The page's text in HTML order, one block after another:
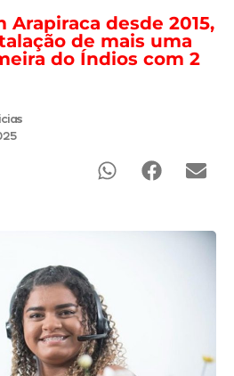
Arapiraca desde 2015,
de mais uma
do Índios com 2